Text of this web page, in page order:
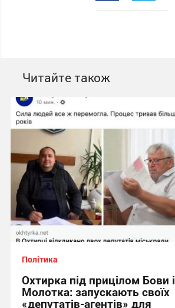
Читайте також
Політика
Охтирка під прицілом Бови і
Молотка: запускають своїх
«депутатів-агентів» для